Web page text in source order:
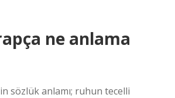
ne anlama
sözlük anlamı; ruhun tecelli